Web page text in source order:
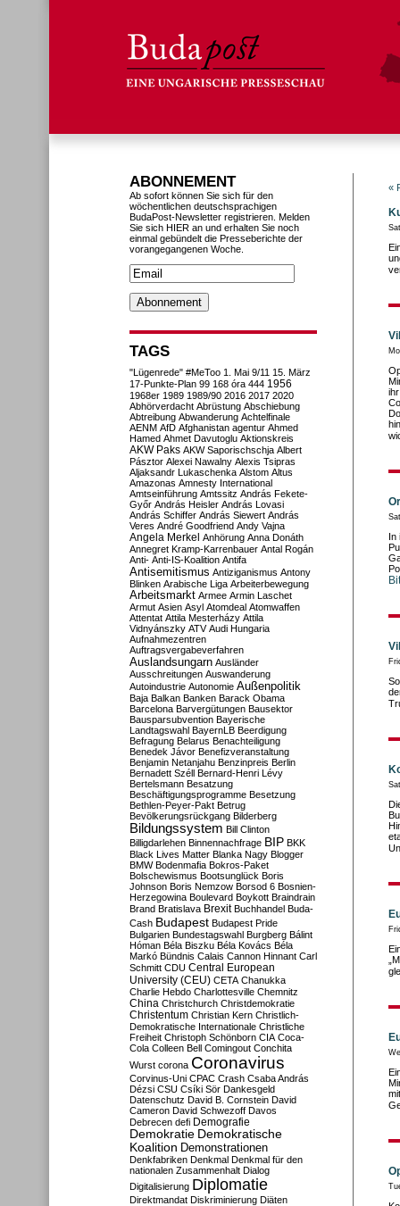
«
In
ABONNEMENT
Ab sofort können Sie sich für den
wöchentlichen deutschsprachigen
BudaPost-Newsletter registrieren. Melden
Sie sich HIER an und erhalten Sie noch
einmal gebündelt die Presseberichte der
vorangegangenen Woche.
TAGS
"Lügenrede" #MeToo 1. Mai 9/11 15. März
17-Punkte-Plan 99 168 óra 444 1956
1968er 1989 1989/90 2016 2017 2020
Abhörverdacht Abrüstung Abschiebung
Abtreibung Abwanderung Achtelfinale
AENM AfD Afghanistan agentur Ahmed
Hamed Ahmet Davutoglu Aktionskreis
AKW Paks AKW Saporischschja Albert
Pásztor Alexei Nawalny Alexis Tsipras
Aljaksandr Lukaschenka Alstom Altus
Amazonas Amnesty International
Amtseinführung Amtssitz András Fekete-
Győr András Heisler András Lovasi
András Schiffer András Siewert András
Veres André Goodfriend Andy Vajna
Angela Merkel Anhörung Anna Donáth
Annegret Kramp-Karrenbauer Antal Rogán
Anti- Anti-IS-Koalition Antifa
Antisemitismus Antiziganismus Antony
Blinken Arabische Liga Arbeiterbewegung
Arbeitsmarkt Armee Armin Laschet
Armut Asien Asyl Atomdeal Atomwaffen
Attentat Attila Mesterházy Attila
Vidnyánszky ATV Audi Hungaria
Aufnahmezentren
Auftragsvergabeverfahren
Auslandsungarn Ausländer
Ausschreitungen Auswanderung
Autoindustrie Autonomie Außenpolitik
Baja Balkan Banken Barack Obama
Barcelona Barvergütungen Bausektor
Bausparsubvention Bayerische
Landtagswahl BayernLB Beerdigung
Befragung Belarus Benachteiligung
Benedek Jávor Benefizveranstaltung
Benjamin Netanjahu Benzinpreis Berlin
Bernadett Széll Bernard-Henri Lévy
Bertelsmann Besatzung
Beschäftigungsprogramme Besetzung
Bethlen-Peyer-Pakt Betrug
Bevölkerungsrückgang Bilderberg
Bildungssystem Bill Clinton
Billigdarlehen Binnennachfrage BIP BKK
Black Lives Matter Blanka Nagy Blogger
BMW Bodenmafia Bokros-Paket
Bolschewismus Bootsunglück Boris
Johnson Boris Nemzow Borsod 6 Bosnien-
Herzegowina Boulevard Boykott Braindrain
Brand Bratislava Brexit Buchhandel Buda-
Cash Budapest Budapest Pride
Bulgarien Bundestagswahl Burgberg Bálint
Hóman Béla Biszku Béla Kovács Béla
Markó Bündnis Calais Cannon Hinnant Carl
Schmitt CDU Central European
University (CEU) CETA Chanukka
Charlie Hebdo Charlottesville Chemnitz
China Christchurch Christdemokratie
Christentum Christian Kern Christlich-
Demokratische Internationale Christliche
Freiheit Christoph Schönborn CIA Coca-
Cola Colleen Bell Comingout Conchita
Wurst corona Coronavirus
Corvinus-Uni CPAC Crash Csaba András
Dézsi CSU Csíki Sör Dankesgeld
Datenschutz David B. Cornstein David
Cameron David Schwezoff Davos
Debrecen defi Demografie
Demokratie Demokratische
Koalition Demonstrationen
Denkfabriken Denkmal Denkmal für den
nationalen Zusammenhalt Dialog
Digitalisierung Diplomatie
Direktmandat Diskriminierung Diäten